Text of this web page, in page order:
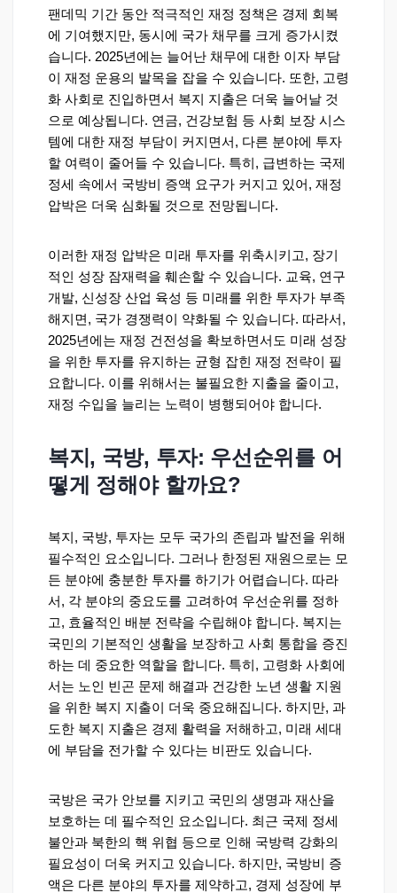
팬데믹 기간 동안 적극적인 재정 정책은 경제 회복
에 기여했지만, 동시에 국가 채무를 크게 증가시켰
습니다. 2025년에는 늘어난 채무에 대한 이자 부담
이 재정 운용의 발목을 잡을 수 있습니다. 또한, 고령
화 사회로 진입하면서 복지 지출은 더욱 늘어날 것
으로 예상됩니다. 연금, 건강보험 등 사회 보장 시스
템에 대한 재정 부담이 커지면서, 다른 분야에 투자
할 여력이 줄어들 수 있습니다. 특히, 급변하는 국제
정세 속에서 국방비 증액 요구가 커지고 있어, 재정
압박은 더욱 심화될 것으로 전망됩니다.
이러한 재정 압박은 미래 투자를 위축시키고, 장기
적인 성장 잠재력을 훼손할 수 있습니다. 교육, 연구
개발, 신성장 산업 육성 등 미래를 위한 투자가 부족
해지면, 국가 경쟁력이 약화될 수 있습니다. 따라서,
2025년에는 재정 건전성을 확보하면서도 미래 성장
을 위한 투자를 유지하는 균형 잡힌 재정 전략이 필
요합니다. 이를 위해서는 불필요한 지출을 줄이고,
재정 수입을 늘리는 노력이 병행되어야 합니다.
복지, 국방, 투자: 우선순위를 어
떻게 정해야 할까요?
복지, 국방, 투자는 모두 국가의 존립과 발전을 위해
필수적인 요소입니다. 그러나 한정된 재원으로는 모
든 분야에 충분한 투자를 하기가 어렵습니다. 따라
서, 각 분야의 중요도를 고려하여 우선순위를 정하
고, 효율적인 배분 전략을 수립해야 합니다. 복지는
국민의 기본적인 생활을 보장하고 사회 통합을 증진
하는 데 중요한 역할을 합니다. 특히, 고령화 사회에
서는 노인 빈곤 문제 해결과 건강한 노년 생활 지원
을 위한 복지 지출이 더욱 중요해집니다. 하지만, 과
도한 복지 지출은 경제 활력을 저해하고, 미래 세대
에 부담을 전가할 수 있다는 비판도 있습니다.
국방은 국가 안보를 지키고 국민의 생명과 재산을
보호하는 데 필수적인 요소입니다. 최근 국제 정세
불안과 북한의 핵 위협 등으로 인해 국방력 강화의
필요성이 더욱 커지고 있습니다. 하지만, 국방비 증
액은 다른 분야의 투자를 제약하고, 경제 성장에 부